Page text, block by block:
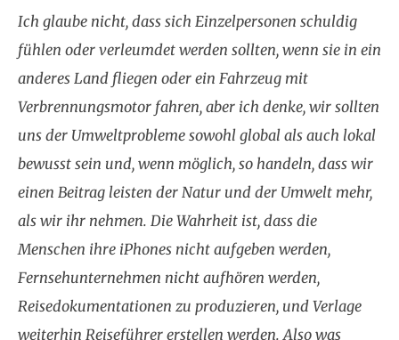
Ich glaube nicht, dass sich Einzelpersonen schuldig
fühlen oder verleumdet werden sollten, wenn sie in ein
anderes Land fliegen oder ein Fahrzeug mit
Verbrennungsmotor fahren, aber ich denke, wir sollten
uns der Umweltprobleme sowohl global als auch lokal
bewusst sein und, wenn möglich, so handeln, dass wir
einen Beitrag leisten der Natur und der Umwelt mehr,
als wir ihr nehmen. Die Wahrheit ist, dass die
Menschen ihre iPhones nicht aufgeben werden,
Fernsehunternehmen nicht aufhören werden,
Reisedokumentationen zu produzieren, und Verlage
weiterhin Reiseführer erstellen werden. Also was